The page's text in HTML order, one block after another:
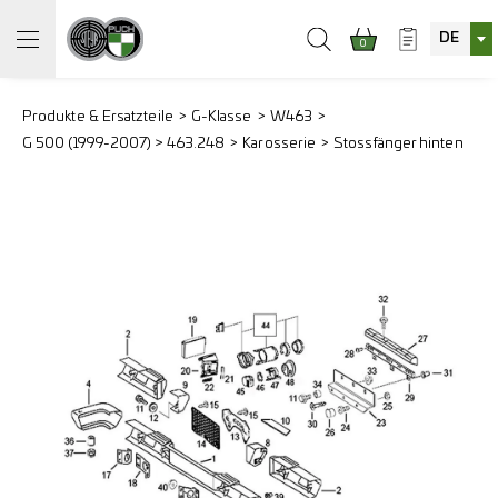
0 DE
Produkte & Ersatzteile G-Klasse
W463
G 500 (1999-2007) > 463.248
Karosserie Stossfänger hinten